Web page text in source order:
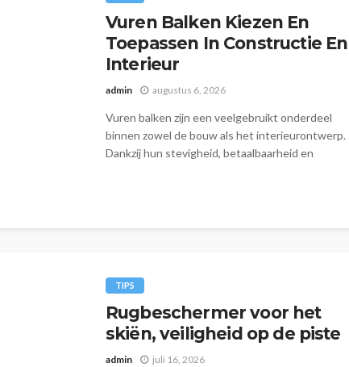
Vuren Balken Kiezen En
Toepassen In Constructie En
Interieur
admin augustus 6, 2026
Vuren balken zijn een veelgebruikt onderdeel
binnen zowel de bouw als het interieurontwerp.
Dankzij hun stevigheid, betaalbaarheid en
TIPS
Rugbeschermer voor het
skiën, veiligheid op de piste
admin juli 16, 2026